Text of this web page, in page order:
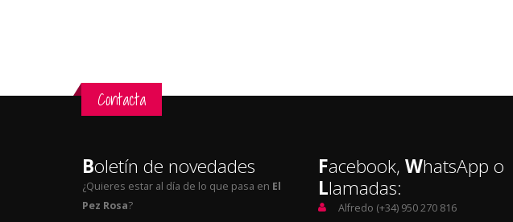
Contacta
Boletín de novedades
¿Quieres estar al día de lo que pasa en El
Pez Rosa?
Facebook, WhatsApp o
Llamadas:
Alfredo (+34) 950 270 816